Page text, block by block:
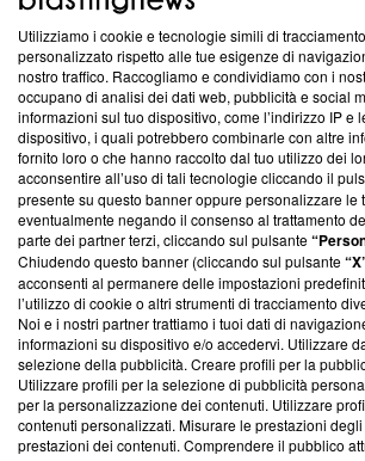
Questa sezione offre informazioni
News, sui nostri processi editoriali e su
creare news di qualità. Inoltre, afferma la
‘Trust Project - News with Integrity’Blasting
ancora membro del programma, ma ha
parte; Trust Project non ha ancora
conformità agli standard.
Su di noi
Team editoriale
Corporate
Redazione
Informativa Privacy
Cookie Policy
Utilizziamo i cookie e tecnologie simili di
personalizzato rispetto alle tue esigenze di
nostro traffico. Raccogliamo e condividiamo con i
occupano di analisi dei dati web, pubblicità e social
informazioni sul tuo dispositivo, come l’indirizzo IP e
dispositivo, i quali potrebbero combinarle con altre
fornito loro o che hanno raccolto dal tuo utilizzo dei
acconsentire all’uso di tali tecnologie cliccando il
presente su questo banner oppure personalizzare le
eventualmente negando il consenso al trattamento
parte dei partner terzi, cliccando sul pulsante
Chiudendo questo banner (cliccando sul pulsante
acconsenti al permanere delle impostazioni
l’utilizzo di cookie o altri strumenti di tracciamento
Noi e i nostri partner trattiamo i tuoi dati di
informazioni su dispositivo e/o accedervi. Utilizzare
selezione della pubblicità. Creare profili per la
Utilizzare profili per la selezione di pubblicità
per la personalizzazione dei contenuti. Utilizzare
contenuti personalizzati. Misurare le prestazioni
prestazioni dei contenuti. Comprendere il pubblico